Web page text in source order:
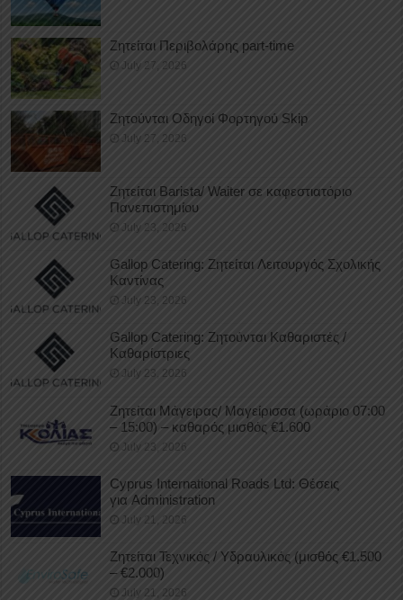
Ζητείται Περιβολάρης part-time
July 27, 2026
Ζητούνται Οδηγοί Φορτηγού Skip
July 27, 2026
Ζητείται Barista/ Waiter σε καφεστιατόριο
Πανεπιστημίου
July 23, 2026
Gallop Catering: Ζητείται Λειτουργός Σχολικής
Καντίνας
July 23, 2026
Gallop Catering: Ζητούνται Καθαριστές /
Καθαρίστριες
July 23, 2026
Ζητείται Μάγειρας/ Μαγείρισσα (ωράριο 07:00
– 15:00) – καθαρός μισθός €1.600
July 23, 2026
Cyprus International Roads Ltd: Θέσεις
για Administration
July 21, 2026
Ζητείται Τεχνικός / Υδραυλικός (μισθός €1.500
– €2.000)
July 21, 2026